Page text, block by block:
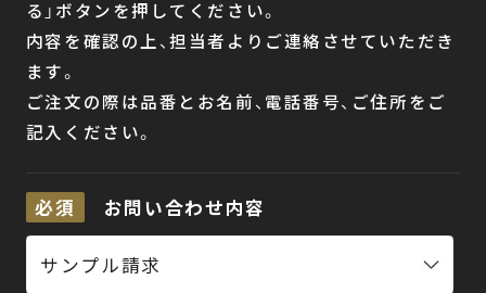
る」ボタンを押してください。
内容を確認の上、担当者よりご連絡させていただき
ます。
ご注文の際は品番とお名前、電話番号、ご住所をご
記入ください。
必須 お問い合わせ内容